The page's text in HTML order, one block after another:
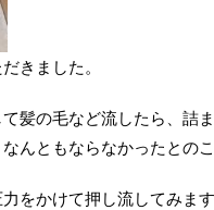
きました。
髪の毛など流したら、詰
んともならなかったとのこ
をかけて押し流してみま